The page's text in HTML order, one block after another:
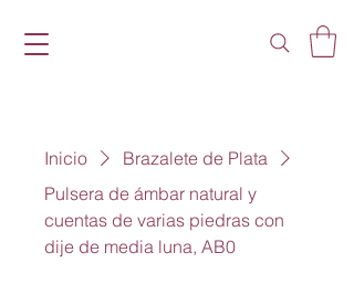
Inicio
Brazalete de Plata
Pulsera de ámbar natural y
cuentas de varias piedras con
dije de media luna, AB0